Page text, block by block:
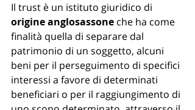
Il trust è un istituto giuridico di
origine anglosassone che ha come
finalità quella di separare dal
patrimonio di un soggetto, alcuni
beni per il perseguimento di specifici
interessi a favore di determinati
beneficiari o per il raggiungimento di